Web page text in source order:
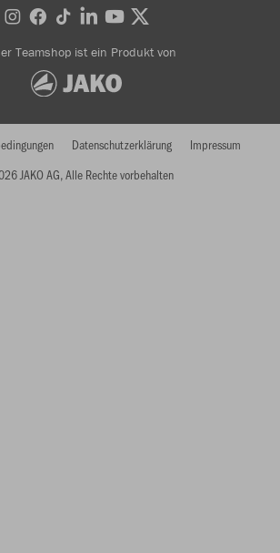
Teamshop ist ein Produkt von
JAKO AG, Alle Rechte vorbehalten
Datenschutzerklärung Impressum